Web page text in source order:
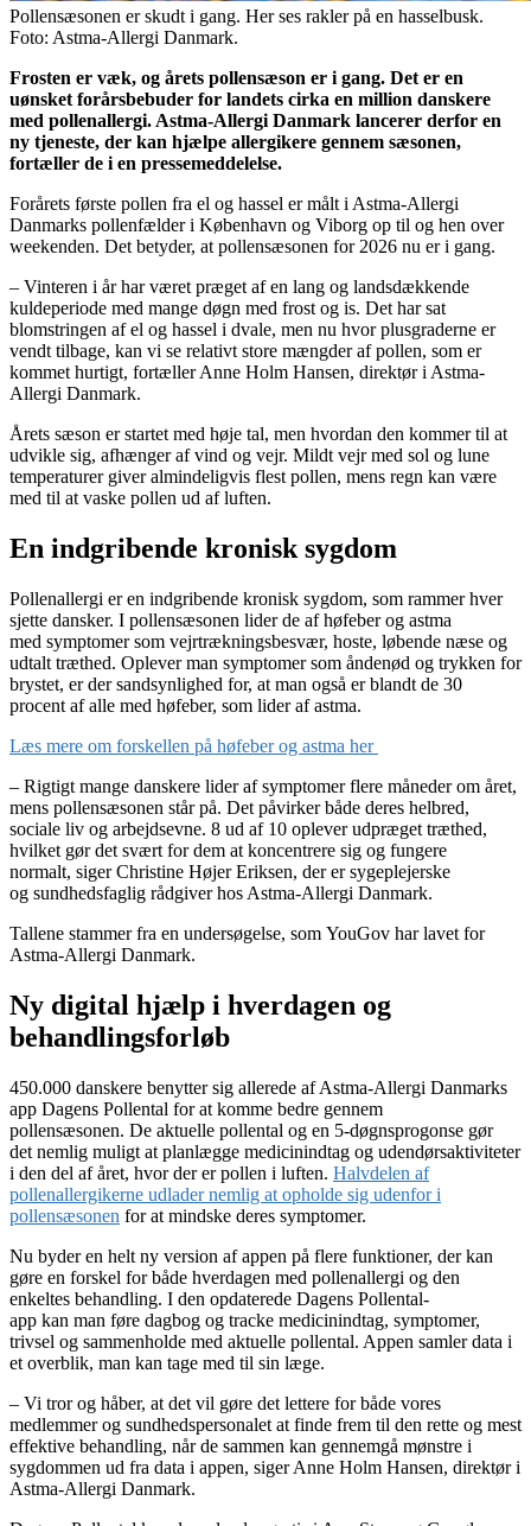
Pollensæsonen er skudt i gang. Her ses rakler på en hasselbusk.
Foto: Astma-Allergi Danmark.
Frosten er væk, og årets pollensæson er i gang. Det er en
uønsket forårsbebuder for landets cirka en million danskere
med pollenallergi. Astma-Allergi Danmark lancerer derfor en
ny tjeneste, der kan hjælpe allergikere gennem sæsonen,
fortæller de i en pressemeddelelse.
Forårets første pollen fra el og hassel er målt i Astma-Allergi
Danmarks pollenfælder i København og Viborg op til og hen over
weekenden. Det betyder, at pollensæsonen for 2026 nu er i gang.
– Vinteren i år har været præget af en lang og landsdækkende
kuldeperiode med mange døgn med frost og is. Det har sat
blomstringen af el og hassel i dvale, men nu hvor plusgraderne er
vendt tilbage, kan vi se relativt store mængder af pollen, som er
kommet hurtigt, fortæller Anne Holm Hansen, direktør i Astma-
Allergi Danmark.
Årets sæson er startet med høje tal, men hvordan den kommer til at
udvikle sig, afhænger af vind og vejr. Mildt vejr med sol og lune
temperaturer giver almindeligvis flest pollen, mens regn kan være
med til at vaske pollen ud af luften.
En indgribende kronisk sygdom
Pollenallergi er en indgribende kronisk sygdom, som rammer hver
sjette dansker. I pollensæsonen lider de af høfeber og astma
med symptomer som vejrtrækningsbesvær, hoste, løbende næse og
udtalt træthed. Oplever man symptomer som åndenød og trykken for
brystet, er der sandsynlighed for, at man også er blandt de 30
procent af alle med høfeber, som lider af astma.
Læs mere om forskellen på høfeber og astma her
– Rigtigt mange danskere lider af symptomer flere måneder om året,
mens pollensæsonen står på. Det påvirker både deres helbred,
sociale liv og arbejdsevne. 8 ud af 10 oplever udpræget træthed,
hvilket gør det svært for dem at koncentrere sig og fungere
normalt, siger Christine Højer Eriksen, der er sygeplejerske
og sundhedsfaglig rådgiver hos Astma-Allergi Danmark.
Tallene stammer fra en undersøgelse, som YouGov har lavet for
Astma-Allergi Danmark.
Ny digital hjælp i hverdagen og
behandlingsforløb
450.000 danskere benytter sig allerede af Astma-Allergi Danmarks
app Dagens Pollental for at komme bedre gennem
pollensæsonen. De aktuelle pollental og en 5-døgnsprogonse gør
det nemlig muligt at planlægge medicinindtag og udendørsaktiviteter
i den del af året, hvor der er pollen i luften. Halvdelen af
pollenallergikerne udlader nemlig at opholde sig udenfor i
pollensæsonen for at mindske deres symptomer.
Nu byder en helt ny version af appen på flere funktioner, der kan
gøre en forskel for både hverdagen med pollenallergi og den
enkeltes behandling. I den opdaterede Dagens Pollental-
app kan man føre dagbog og tracke medicinindtag, symptomer,
trivsel og sammenholde med aktuelle pollental. Appen samler data i
et overblik, man kan tage med til sin læge.
– Vi tror og håber, at det vil gøre det lettere for både vores
medlemmer og sundhedspersonalet at finde frem til den rette og mest
effektive behandling, når de sammen kan gennemgå mønstre i
sygdommen ud fra data i appen, siger Anne Holm Hansen, direktør i
Astma-Allergi Danmark.